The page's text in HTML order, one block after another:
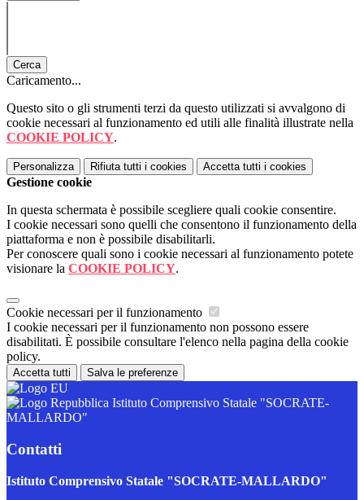
Cerca
Caricamento...
Questo sito o gli strumenti terzi da questo utilizzati si avvalgono di
cookie necessari al funzionamento ed utili alle finalità illustrate nella
COOKIE POLICY.
Personalizza Rifiuta tutti i cookies Accetta tutti i cookies
Gestione cookie
In questa schermata è possibile scegliere quali cookie consentire.
I cookie necessari sono quelli che consentono il funzionamento della
piattaforma e non è possibile disabilitarli.
Per conoscere quali sono i cookie necessari al funzionamento potete
visionare la COOKIE POLICY.
Cookie necessari per il funzionamento
I cookie necessari per il funzionamento non possono essere
disabilitati. È possibile consultare l'elenco nella pagina della cookie
policy.
Accetta tutti Salva le preferenze
Istituto Comprensivo Statale "SOCRATE-
MALLARDO"
Contatti
Istituto Comprensivo Statale "SOCRATE-MALLARDO"